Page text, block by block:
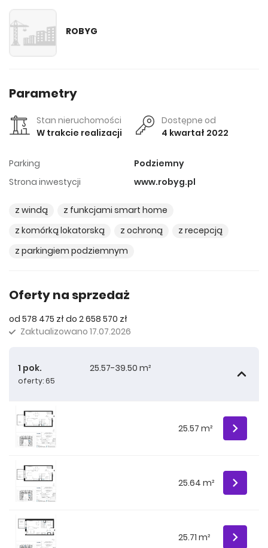
ROBYG
Parametry
Stan nieruchomości
W trakcie realizacji
Dostępne od
4 kwartał 2022
Parking
Podziemny
Strona inwestycji
www.robyg.pl
z windą
z funkcjami smart home
z komórką lokatorską
z ochroną
z recepcją
z parkingiem podziemnym
Oferty na sprzedaż
od 578 475 zł do 2 658 570 zł
Zaktualizowano 17.07.2026
1 pok.
oferty: 65
25.57-39.50 m²
25.57 m²
25.64 m²
25.71 m²